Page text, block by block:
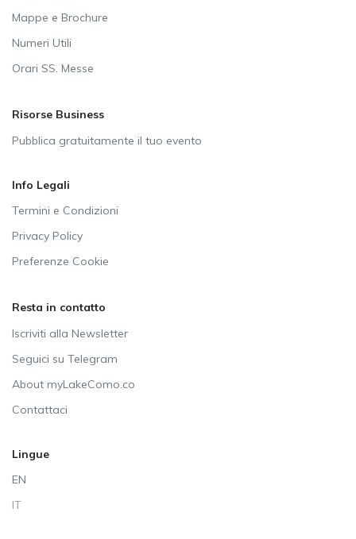
Mappe e Brochure
Numeri Utili
Orari SS. Messe
Risorse Business
Pubblica gratuitamente il tuo evento
Info Legali
Termini e Condizioni
Privacy Policy
Preferenze Cookie
Resta in contatto
Iscriviti alla Newsletter
Seguici su Telegram
About myLakeComo.co
Contattaci
Lingue
EN
IT